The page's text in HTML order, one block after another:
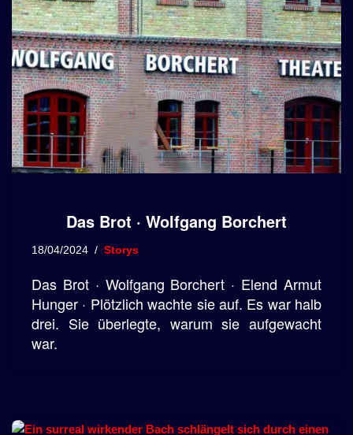
Das Brot · Wolfgang Borchert
18/04/2024 Storys
Das Brot · Wolfgang Borchert · Elend Armut
Hunger · Plötzlich wachte sie auf. Es war halb
drei. Sie überlegte, warum sie aufgewacht
war.